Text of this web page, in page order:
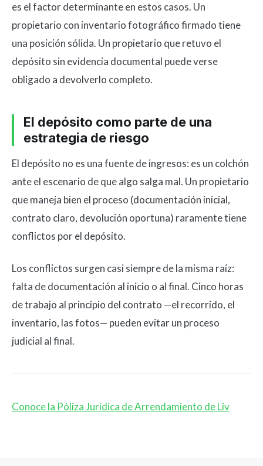
es el factor determinante en estos casos. Un
propietario con inventario fotográfico firmado tiene
una posición sólida. Un propietario que retuvo el
depósito sin evidencia documental puede verse
obligado a devolverlo completo.
El depósito como parte de una
estrategia de riesgo
El depósito no es una fuente de ingresos: es un colchón
ante el escenario de que algo salga mal. Un propietario
que maneja bien el proceso (documentación inicial,
contrato claro, devolución oportuna) raramente tiene
conflictos por el depósito.
Los conflictos surgen casi siempre de la misma raíz:
falta de documentación al inicio o al final. Cinco horas
de trabajo al principio del contrato —el recorrido, el
inventario, las fotos— pueden evitar un proceso
judicial al final.
Conoce la Póliza Jurídica de Arrendamiento de Liv